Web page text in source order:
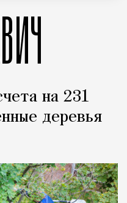
на 231
деревья